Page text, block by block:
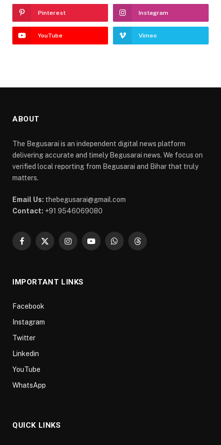
Pinterest Instagram
YouTube Vimeo
ABOUT
The Begusarai is an independent digital news platform
delivering accurate and timely Begusarai news. We focus on
verified local reporting from Begusarai and Bihar that truly
matters.
Email Us: thebegusarai@gmail.com
Contact: +91 9546069080
Facebook
X
InstagramYouTubeWhatsAppThreads
IMPORTANT LINKS
Facebook
Instagram
Twitter
Linkedin
YouTube
WhatsApp
QUICK LINKS